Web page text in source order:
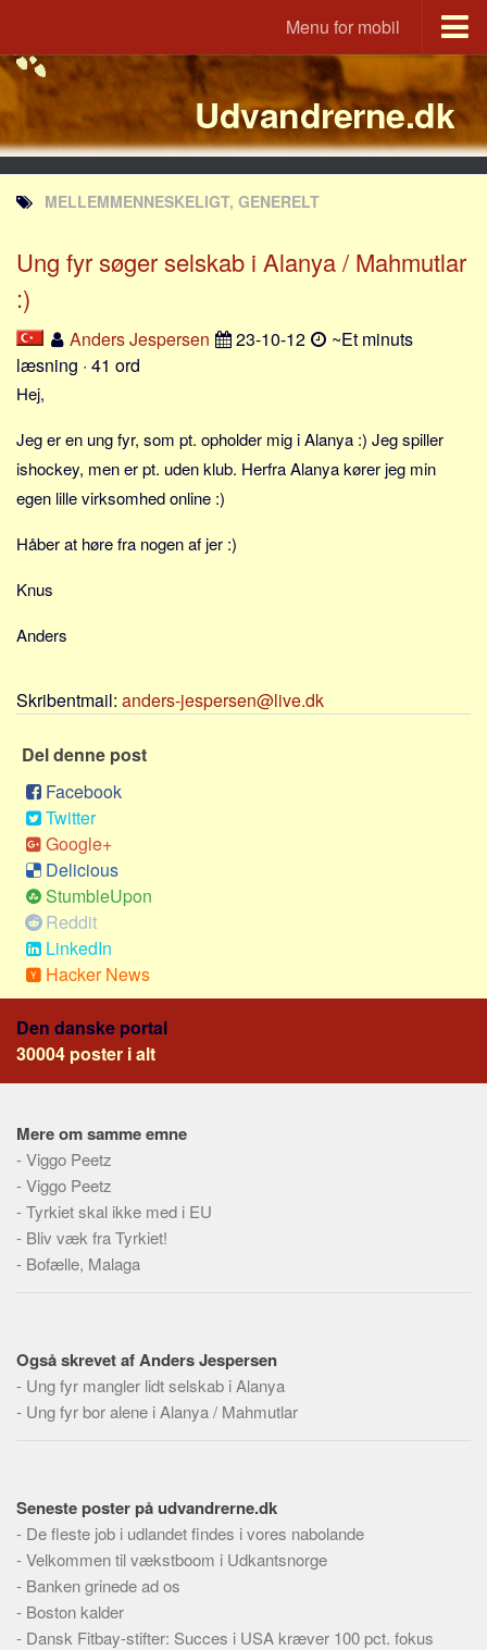
Menu for mobil
Portal
Udvandrerne.dk
Utvandrerne.no
Utvandrarna.se
Tyskland.dk
England.dk
Rusland.dk
JLKM.dk
Lande
Tyrkiet
Frankrig
Sverige
Italien
Grækenland
Alle
Job
Virksomhed
Investering
Pension og opsparing
Forbrug
Social sikring og sundhed
Alle
Aspekter
Køb og salg
Økonomi
Jura og regler
Skatter og afgifter
Statistik
Meta
Dokumenttyper
Personer
Steder
Om
Udvandrerne.dk
MELLEMMENNESKELIGT, GENERELT
Ung fyr søger selskab i Alanya / Mahmutlar
:)
Anders Jespersen 23-10-12
~Et minuts
læsning · 41 ord
Hej,
Jeg er en ung fyr, som pt. opholder mig i Alanya :) Jeg spiller
ishockey, men er pt. uden klub. Herfra Alanya kører jeg min
egen lille virksomhed online :)
Håber at høre fra nogen af jer :)
Knus
Anders
Skribentmail: anders-jespersen@live.dk
Del denne post
Facebook
Twitter
Google+
Delicious
StumbleUpon
Reddit
LinkedIn
Hacker News
Den danske portal
30004 poster i alt
Mere om samme emne
-Viggo Peetz
-Viggo Peetz
-Tyrkiet skal ikke med i EU
- Bliv væk fra Tyrkiet!
- Bofælle, Malaga
Også skrevet af Anders Jespersen
- Ung fyr mangler lidt selskab i Alanya
- Ung fyr bor alene i Alanya / Mahmutlar
Seneste poster på udvandrerne.dk
- De fleste job i udlandet findes i vores nabolande
-Velkommen til vækstboom i Udkantsnorge
- Banken grinede ad os
- Boston kalder
- Dansk Fitbay-stifter: Succes i USA kræver 100 pct. fokus